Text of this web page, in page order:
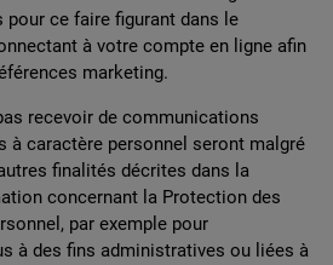
ce faire figurant dans le
à votre compte en ligne afin
marketing.
recevoir de communications
à caractère personnel seront malgré
finalités décrites dans la
concernant la Protection des
par exemple pour
à des fins administratives ou liées à